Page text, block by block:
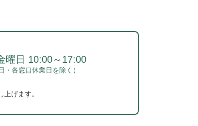
曜日 10:00～17:00
・各窓口休業日を除く）
げます。